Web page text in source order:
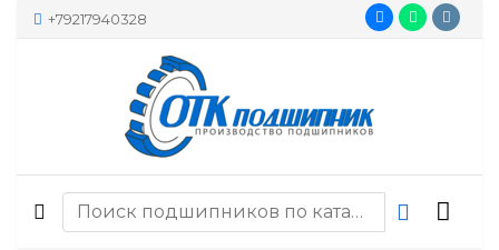
+79217940328